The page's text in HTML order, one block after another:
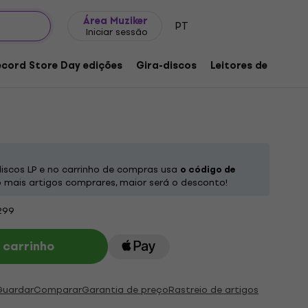
Área Muziker
Iniciar sessão PT
Store Day edições Gira-discos Leitores de música
Devices / Outside Voices (LP)
1257879
LP e no carrinho de compras usa o código de
artigos comprares, maior será o desconto!
CompararGarantia de preçoRastreio de artigos